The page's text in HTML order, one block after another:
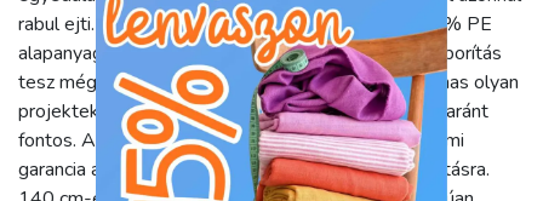
rabul ejti. Ez a gyönyörű, egyszínű zöld szövet 100% PE
alapanyagból készül, melyet hátoldalán puha velúr borítás
tesz még kellemesebbé tapintásra. Kiválóan alkalmas olyan
projektekhez, ahol a tartósság és a luxus érzet egyaránt
fontos. A 450 g/m2 súlyú anyag sűrű és masszív, ami
garancia a hosszú élettartamra és a kiváló formatartásra.